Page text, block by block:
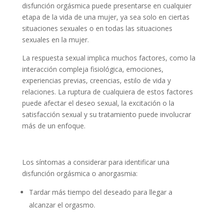
disfunción orgásmica puede presentarse en cualquier
etapa de la vida de una mujer, ya sea solo en ciertas
situaciones sexuales o en todas las situaciones
sexuales en la mujer.
La respuesta sexual implica muchos factores, como la
interacción compleja fisiológica, emociones,
experiencias previas, creencias, estilo de vida y
relaciones. La ruptura de cualquiera de estos factores
puede afectar el deseo sexual, la excitación o la
satisfacción sexual y su tratamiento puede involucrar
más de un enfoque.
Los síntomas a considerar para identificar una
disfunción orgásmica o anorgasmia:
Tardar más tiempo del deseado para llegar a
alcanzar el orgasmo.